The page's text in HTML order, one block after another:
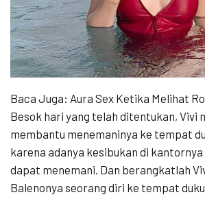
Baca Juga: Aura Sex Ketika Melihat
Besok hari yang telah ditentukan, Vivi
membantu menemaninya ke tempat
karena adanya kesibukan di
dapat menemani. Dan berangkatlah
Balenonya seorang diri ke tempat